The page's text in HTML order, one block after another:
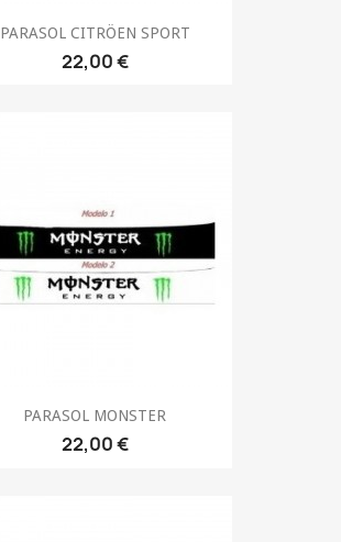
PARASOL CITRÖEN SPORT
22,00 €
PARASOL MONSTER
22,00 €